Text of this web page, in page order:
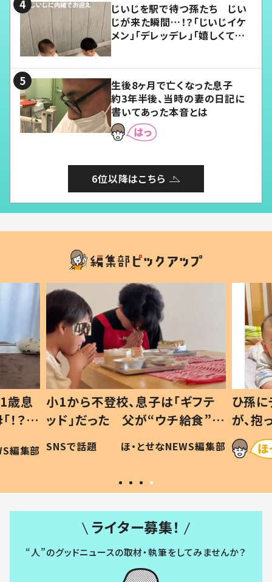
じいじを駅で待つ孫たち じい
じが来た瞬間…！？「じいじイケ
メン」「デレッデレ」「嬉しくて可
生後8ヶ月で亡くなった息子
約3年半後、当時の妻の日記に
書いてあった本音とは
6位以降はこちら
歳息
？」
編集部
小1から不登校、息子は「ギフテ
ッド」だった 父が“ウチ給食”を
作り続ける理由とは #令和の親
#令和の子
SNSで話題 ほ・とせなNEWS編集部
ひ孫
が、
「涙が
い」
ライター募集！
“人”のグッドニュースの取材・執筆をしてみませんか？